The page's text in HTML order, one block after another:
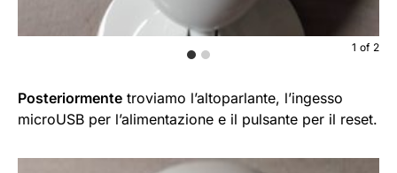
1 of 2
Posteriormente troviamo l’altoparlante, l’ingesso
microUSB per l’alimentazione e il pulsante per il reset.